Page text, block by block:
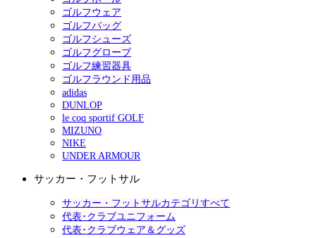
ゴルフウェア
ゴルフバッグ
ゴルフシューズ
ゴルフグローブ
ゴルフ練習器具
ゴルフラウンド用品
adidas
DUNLOP
le coq sportif GOLF
MIZUNO
NIKE
UNDER ARMOUR
サッカー・フットサル
サッカー・フットサルカテゴリすべて
代表･クラブユニフォーム
代表･クラブウェア＆グッズ